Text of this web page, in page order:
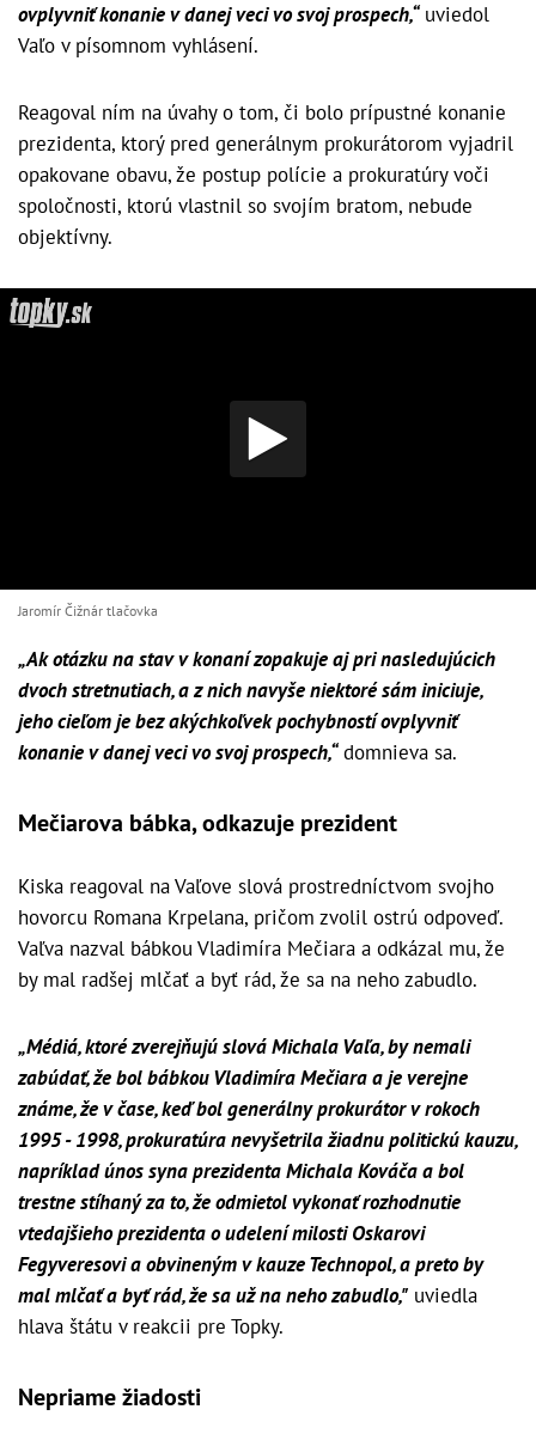
ovplyvniť konanie v danej veci vo svoj prospech,“uviedol
Vaľo v písomnom vyhlásení.
Reagoval ním na úvahy o tom, či bolo prípustné konanie
prezidenta, ktorý pred generálnym prokurátorom vyjadril
opakovane obavu, že postup polície a prokuratúry voči
spoločnosti, ktorú vlastnil so svojím bratom, nebude
objektívny.
Jaromír Čižnár tlačovka
„Ak otázku na stav v konaní zopakuje aj pri nasledujúcich
dvoch stretnutiach, a z nich navyše niektoré sám iniciuje,
jeho cieľom je bez akýchkoľvek pochybností ovplyvniť
konanie v danej veci vo svoj prospech,“domnieva sa.
Mečiarova bábka, odkazuje prezident
Kiska reagoval na Vaľove slová prostredníctvom svojho
hovorcu Romana Krpelana, pričom zvolil ostrú odpoveď.
Vaľva nazval bábkou Vladimíra Mečiara a odkázal mu, že
by mal radšej mlčať a byť rád, že sa na neho zabudlo.
„Médiá, ktoré zverejňujú slová Michala Vaľa, by nemali
zabúdať, že bol bábkou Vladimíra Mečiara a je verejne
známe, že v čase, keď bol generálny prokurátor v rokoch
1995 - 1998, prokuratúra nevyšetrila žiadnu politickú kauzu,
napríklad únos syna prezidenta Michala Kováča a bol
trestne stíhaný za to, že odmietol vykonať rozhodnutie
vtedajšieho prezidenta o udelení milosti Oskarovi
Fegyveresovi a obvineným v kauze Technopol, a preto by
mal mlčať a byť rád, že sa už na neho zabudlo," uviedla
hlava štátu v reakcii pre Topky.
Nepriame žiadosti